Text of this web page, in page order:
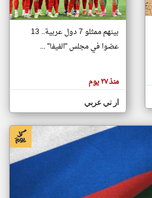
تغيير الدولة
اخبار جزر القمر على مدار الساعة
أهم اخبار جزر القمر العاجلة والمباشرة
بينهم ممثلو 7 دول عربية.. 13
عضوا في مجلس "الفيفا" ...
منذ ٢٧ يوم
ار تي عربي
klyoum.com